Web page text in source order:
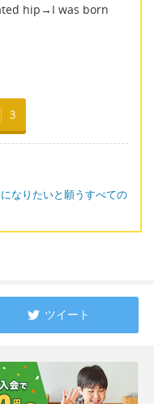
hip→I was born
3
なりたいと願うすべての
ツイート